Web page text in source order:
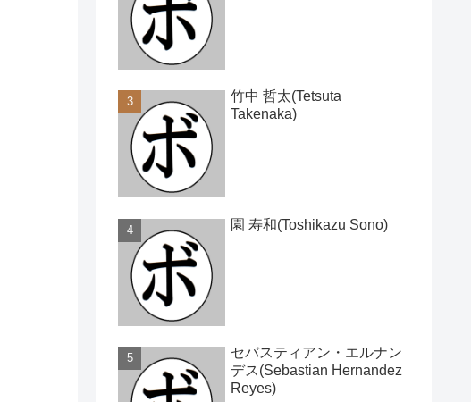
竹中 哲太(Tetsuta
Takenaka)
園 寿和(Toshikazu Sono)
セバスティアン・エルナン
デス(Sebastian Hernandez
Reyes)